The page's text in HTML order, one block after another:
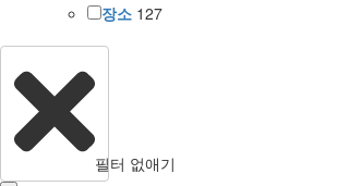
장소 127
필터 없애기